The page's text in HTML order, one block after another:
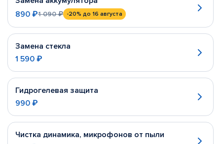
890 ₽1 090 ₽ -20% до 16 августа
Замена стекла
1 590 ₽
Гидрогелевая защита
990 ₽
Чистка динамика, микрофонов от пыли